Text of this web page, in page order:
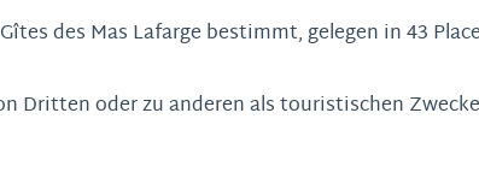
des Mas Lafarge bestimmt, gelegen in 43
Dritten oder zu anderen als touristischen